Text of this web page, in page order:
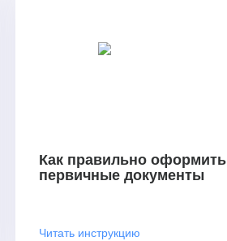
Как правильно оформить
первичные документы
Читать инструкцию